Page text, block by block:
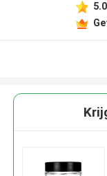
5.0